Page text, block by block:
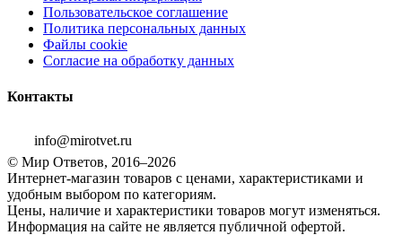
Пользовательское соглашение
Политика персональных данных
Файлы cookie
Согласие на обработку данных
Контакты
info@mirotvet.ru
© Мир Ответов, 2016–2026
Интернет-магазин товаров с ценами, характеристиками и
удобным выбором по категориям.
Цены, наличие и характеристики товаров могут изменяться.
Информация на сайте не является публичной офертой.